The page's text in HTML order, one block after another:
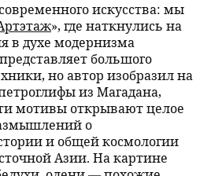
искусства: мы
», где наткнулись на
в духе модернизма
большого
но автор изобразил на
из Магадана,
мотивы открывают целое
о
и общей космологии
Азии. На картине